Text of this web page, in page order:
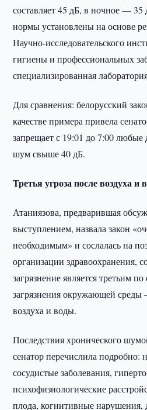
составляет 45 дБ, в ночное — 35
нормы установлены на основе
Научно-исследовательского
гигиены и профессиональных
специализированная
Для сравнения: белорусский
качестве примера привела
запрещает с 19:01 до 7:00
шум свыше 40 дБ.
Третья угроза после воздуха и
Атаниязова, предварившая
выступлением, назвала закон
необходимым» и сослалась на
организации здравоохранения,
загрязнение является третьим
загрязнения окружающей среды
воздуха и воды.
Последствия хронического
сенатор перечислила подробно:
сосудистые заболевания,
психофизиологические
плода, когнитивные нарушения,